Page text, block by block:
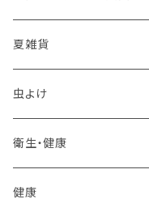
スプーン
箸置き
その他
フォーク
夏雑貨
虫よけ
衛生・健康
健康